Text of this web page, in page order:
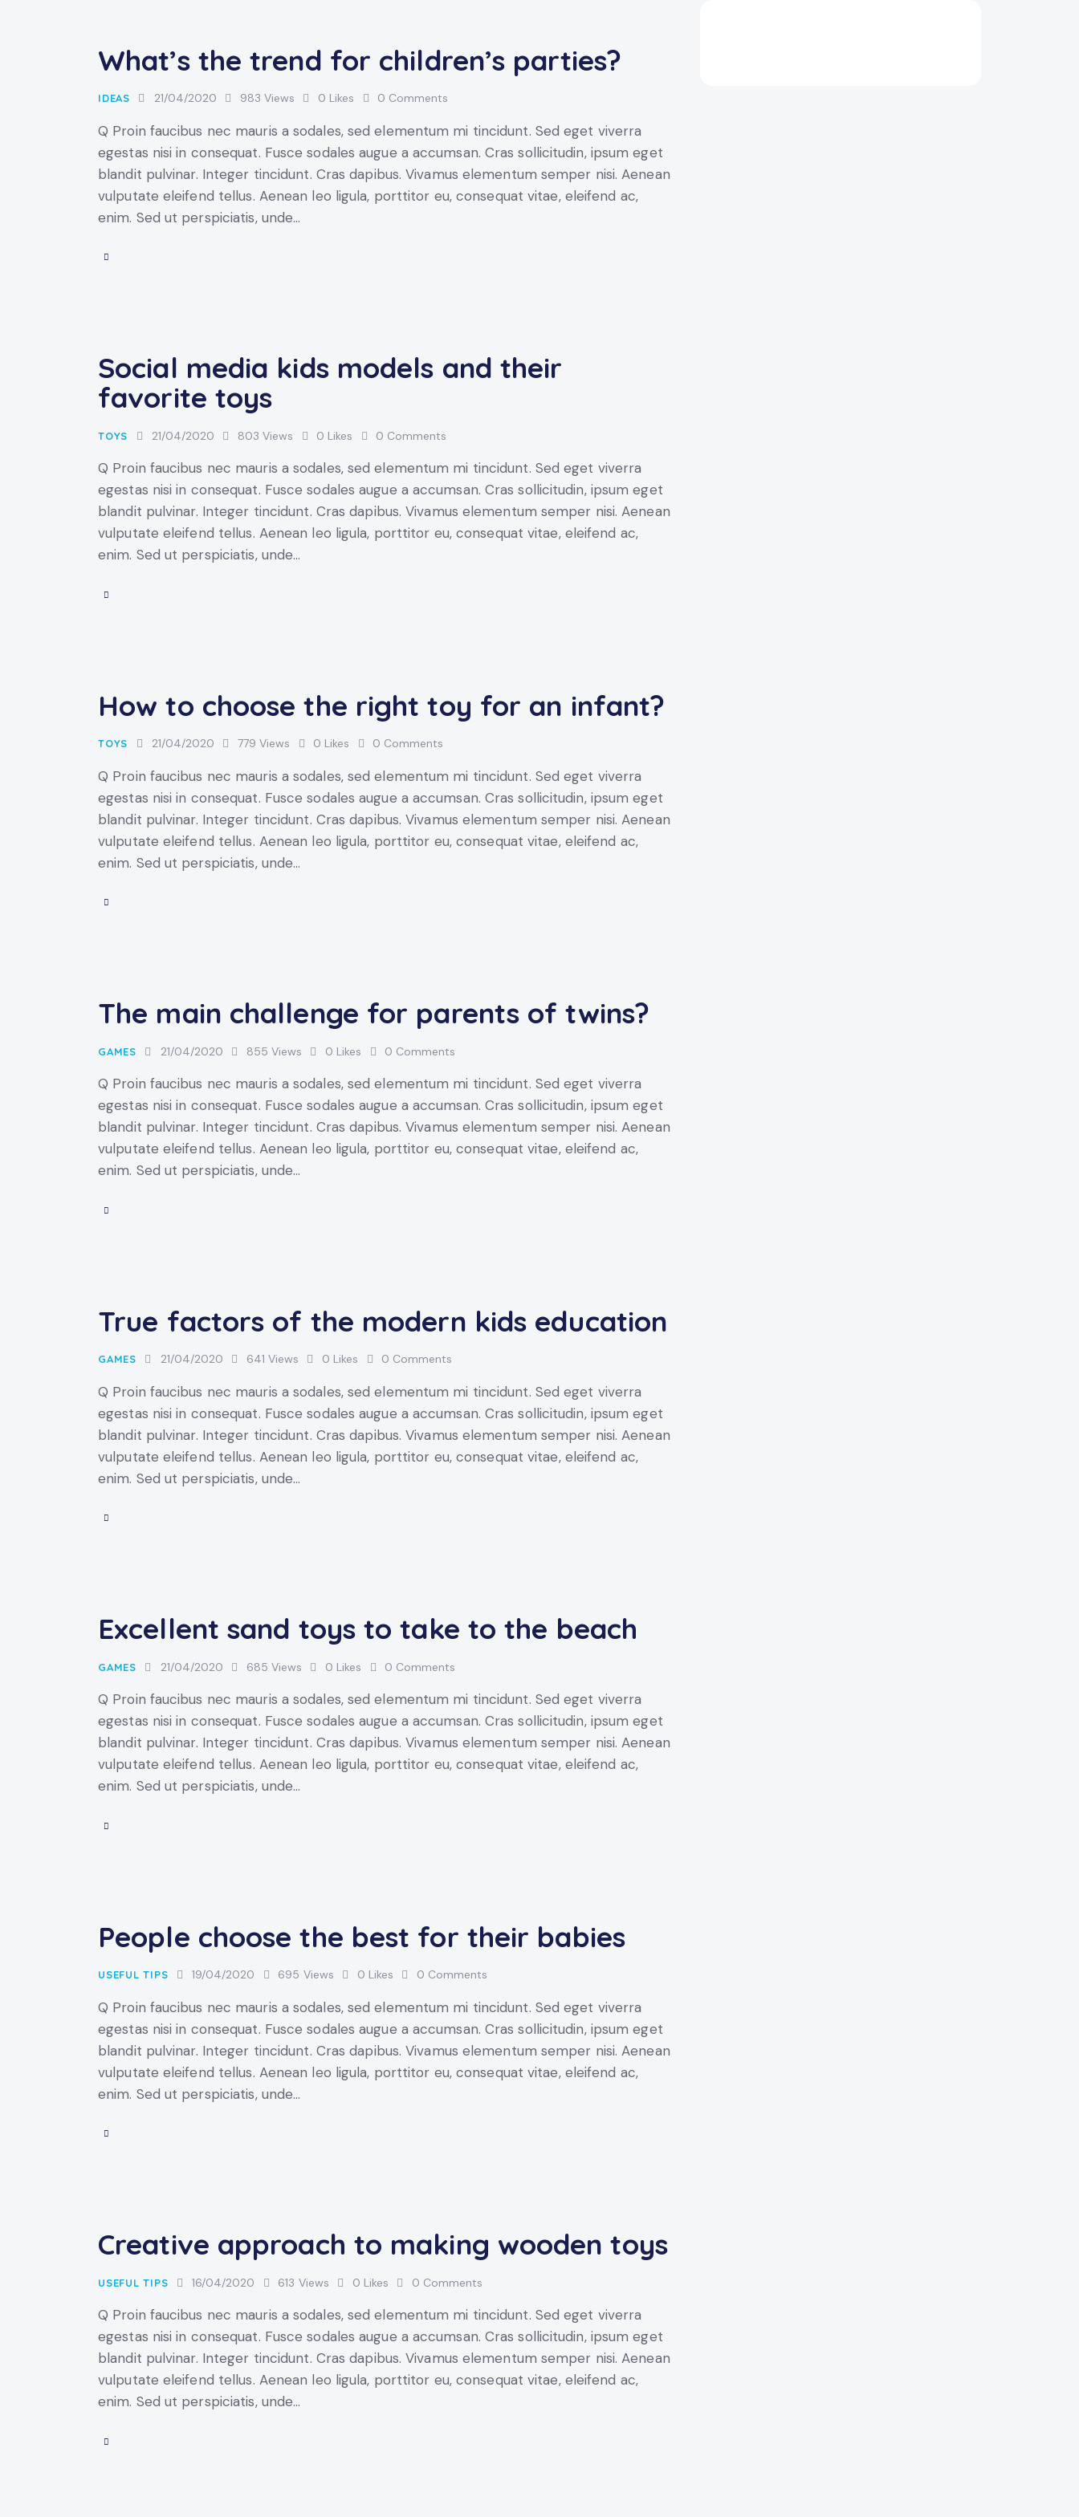
What’s the trend for children’s parties?
IDEAS 21/04/2020 983 Views 0 Likes 0 Comments
Q Proin faucibus nec mauris a sodales, sed elementum mi tincidunt. Sed eget viverra
egestas nisi in consequat. Fusce sodales augue a accumsan. Cras sollicitudin, ipsum eget
blandit pulvinar. Integer tincidunt. Cras dapibus. Vivamus elementum semper nisi. Aenean
vulputate eleifend tellus. Aenean leo ligula, porttitor eu, consequat vitae, eleifend ac,
enim. Sed ut perspiciatis, unde…
Social media kids models and their
favorite toys
TOYS 21/04/2020 803 Views 0 Likes 0 Comments
Q Proin faucibus nec mauris a sodales, sed elementum mi tincidunt. Sed eget viverra
egestas nisi in consequat. Fusce sodales augue a accumsan. Cras sollicitudin, ipsum eget
blandit pulvinar. Integer tincidunt. Cras dapibus. Vivamus elementum semper nisi. Aenean
vulputate eleifend tellus. Aenean leo ligula, porttitor eu, consequat vitae, eleifend ac,
enim. Sed ut perspiciatis, unde…
How to choose the right toy for an infant?
TOYS 21/04/2020 779 Views 0 Likes 0 Comments
Q Proin faucibus nec mauris a sodales, sed elementum mi tincidunt. Sed eget viverra
egestas nisi in consequat. Fusce sodales augue a accumsan. Cras sollicitudin, ipsum eget
blandit pulvinar. Integer tincidunt. Cras dapibus. Vivamus elementum semper nisi. Aenean
vulputate eleifend tellus. Aenean leo ligula, porttitor eu, consequat vitae, eleifend ac,
enim. Sed ut perspiciatis, unde…
The main challenge for parents of twins?
GAMES 21/04/2020 855 Views 0 Likes 0 Comments
Q Proin faucibus nec mauris a sodales, sed elementum mi tincidunt. Sed eget viverra
egestas nisi in consequat. Fusce sodales augue a accumsan. Cras sollicitudin, ipsum eget
blandit pulvinar. Integer tincidunt. Cras dapibus. Vivamus elementum semper nisi. Aenean
vulputate eleifend tellus. Aenean leo ligula, porttitor eu, consequat vitae, eleifend ac,
enim. Sed ut perspiciatis, unde…
True factors of the modern kids education
GAMES 21/04/2020 641 Views 0 Likes 0 Comments
Q Proin faucibus nec mauris a sodales, sed elementum mi tincidunt. Sed eget viverra
egestas nisi in consequat. Fusce sodales augue a accumsan. Cras sollicitudin, ipsum eget
blandit pulvinar. Integer tincidunt. Cras dapibus. Vivamus elementum semper nisi. Aenean
vulputate eleifend tellus. Aenean leo ligula, porttitor eu, consequat vitae, eleifend ac,
enim. Sed ut perspiciatis, unde…
Excellent sand toys to take to the beach
GAMES 21/04/2020 685 Views 0 Likes 0 Comments
Q Proin faucibus nec mauris a sodales, sed elementum mi tincidunt. Sed eget viverra
egestas nisi in consequat. Fusce sodales augue a accumsan. Cras sollicitudin, ipsum eget
blandit pulvinar. Integer tincidunt. Cras dapibus. Vivamus elementum semper nisi. Aenean
vulputate eleifend tellus. Aenean leo ligula, porttitor eu, consequat vitae, eleifend ac,
enim. Sed ut perspiciatis, unde…
People choose the best for their babies
USEFUL TIPS 19/04/2020 695 Views 0 Likes 0 Comments
Q Proin faucibus nec mauris a sodales, sed elementum mi tincidunt. Sed eget viverra
egestas nisi in consequat. Fusce sodales augue a accumsan. Cras sollicitudin, ipsum eget
blandit pulvinar. Integer tincidunt. Cras dapibus. Vivamus elementum semper nisi. Aenean
vulputate eleifend tellus. Aenean leo ligula, porttitor eu, consequat vitae, eleifend ac,
enim. Sed ut perspiciatis, unde…
Creative approach to making wooden toys
USEFUL TIPS 16/04/2020 613 Views 0 Likes 0 Comments
Q Proin faucibus nec mauris a sodales, sed elementum mi tincidunt. Sed eget viverra
egestas nisi in consequat. Fusce sodales augue a accumsan. Cras sollicitudin, ipsum eget
blandit pulvinar. Integer tincidunt. Cras dapibus. Vivamus elementum semper nisi. Aenean
vulputate eleifend tellus. Aenean leo ligula, porttitor eu, consequat vitae, eleifend ac,
enim. Sed ut perspiciatis, unde…